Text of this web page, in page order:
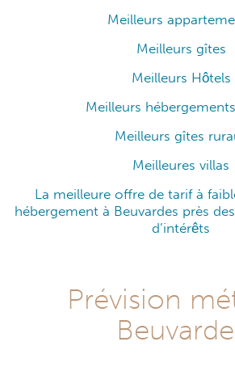
Meilleurs
Meilleurs gîtes
Meilleurs Hôtels
Meilleurs
Meilleurs gîtes
Meilleures villas
La meilleure offre de tarif à
hébergement à Beuvardes près
d’intérêts
Prévision